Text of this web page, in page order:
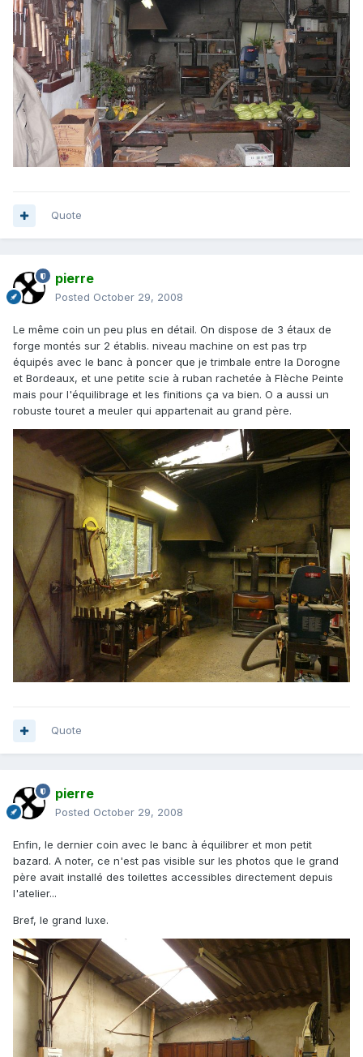
Quote
pierre
Posted October 29, 2008
Le même coin un peu plus en détail. On dispose de 3 étaux de
forge montés sur 2 établis. niveau machine on est pas trp
équipés avec le banc à poncer que je trimbale entre la Dorogne
et Bordeaux, et une petite scie à ruban rachetée à Flèche Peinte
mais pour l'équilibrage et les finitions ça va bien. O a aussi un
robuste touret a meuler qui appartenait au grand père.
Quote
pierre
Posted October 29, 2008
Enfin, le dernier coin avec le banc à équilibrer et mon petit
bazard. A noter, ce n'est pas visible sur les photos que le grand
père avait installé des toilettes accessibles directement depuis
l'atelier...
Bref, le grand luxe.